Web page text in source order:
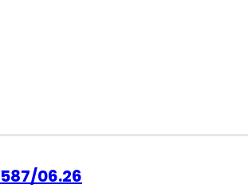
06.26